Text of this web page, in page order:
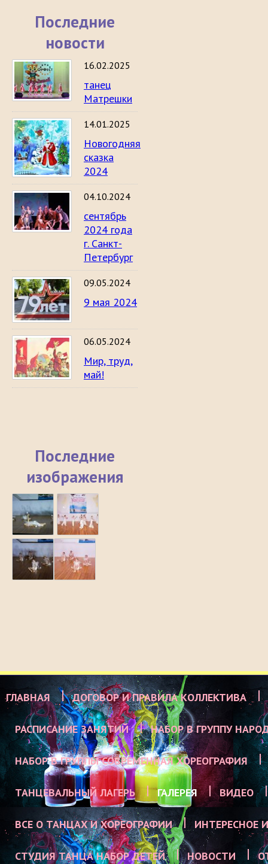
Последние
новости
16.02.2025
танец
Матрешки
14.01.2025
Новогодняя
сказка
2024
04.10.2024
сентябрь
2024 года
г. Санкт-
Петербург
09.05.2024
9 мая 2024
06.05.2024
Мир, труд,
май!
Последние
изображения
ГЛАВНАЯ ДОГОВОР И ПРАВИЛА КОЛЛЕКТИВА
РАСПИСАНИЕ ЗАНЯТИЙ НАБОР В ГРУППУ
НАБОР В ГРУППЫ СОВРЕМЕННАЯ ХОРЕОГРАФИЯ
ТАНЦЕВАЛЬНЫЙ ЛАГЕРЬ ГАЛЕРЕЯ ВИДЕО
ВСЕ О ТАНЦАХ И ХОРЕОГРАФИИ ИНТЕРЕСНОЕ
СТУДИЯ ТАНЦА НАБОР ДЕТЕЙ НОВОСТИ